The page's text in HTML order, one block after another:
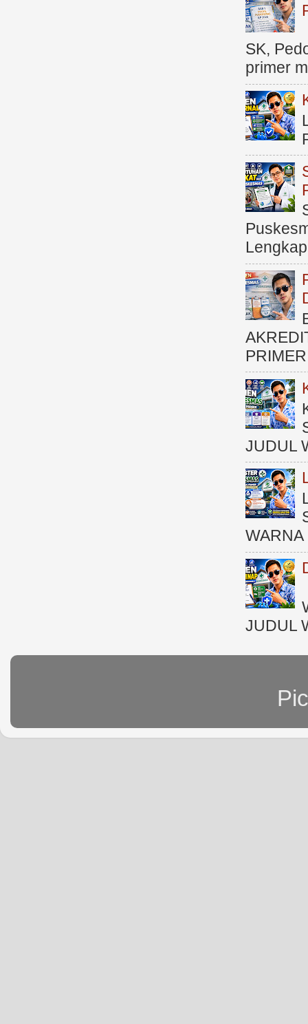
SK,
primer
JUDUL
JUDUL